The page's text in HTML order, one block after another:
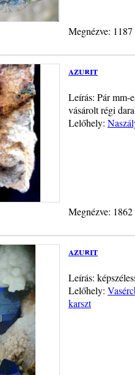
Megnézve:
azurit
Leírás: Pár mm-
vásárolt régi
Lelőhely:
Megnézve:
azurit
Leírás:
Lelőhely:
karszt